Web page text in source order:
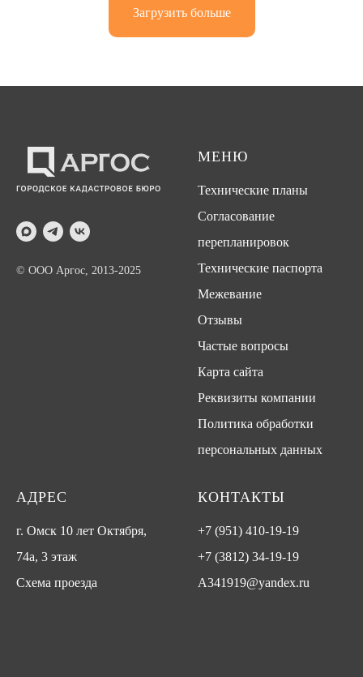
Загрузить больше
© ООО Аргос, 2013-2025
МЕНЮ
Технические планы
Согласование
перепланировок
Технические паспорта
Межевание
Отзывы
Частые вопросы
Карта сайта
Реквизиты компании
Политика обработки
персональных данных
АДРЕС
г. Омск 10 лет Октября,
74а, 3 этаж
Схема проезда
КОНТАКТЫ
+7 (951) 410-19-19
+7 (3812) 34-19-19
A341919@yandex.ru